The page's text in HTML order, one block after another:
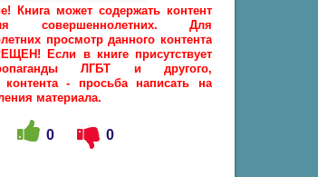
Книга может содержать контент
совершеннолетних. Для
просмотр данного контента
Если в книге присутствует
ЛГБТ и другого,
контента - просьба написать на
материала.
0 0